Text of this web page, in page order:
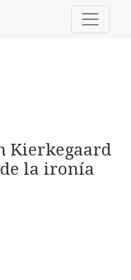
sobre los problemas
Kierkegaard
la ironía